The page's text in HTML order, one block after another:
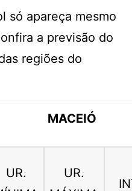
só apareça mesmo
a previsão do
regiões do
MACEIÓ
UR.
UR.